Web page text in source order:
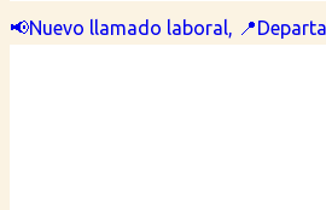
📢Nuevo llamado laboral,